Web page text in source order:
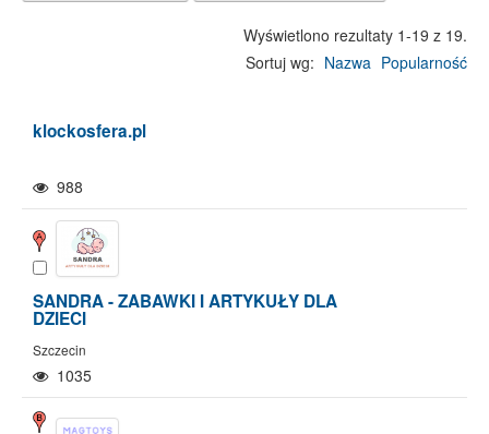
Wyświetlono rezultaty 1-19 z 19.
Sortuj wg: Nazwa Popularność
klockosfera.pl
988
SANDRA - ZABAWKI I ARTYKUŁY DLA
DZIECI
Szczecin
1035